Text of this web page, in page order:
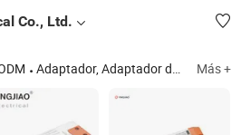
Co., Ltd.
Adaptador, Adaptador de corriente, Adaptador CA/CC, Fuente de alimentación, Cargador de batería, Adaptador de CA, Fuente de alimentación para CCTV, Adaptador de potencia lineal, Controlador LED, Adaptador de potencia conmutada Más +